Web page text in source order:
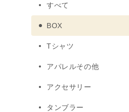
すべて
BOX
Tシャツ
アパレルその他
アクセサリー
タンブラー